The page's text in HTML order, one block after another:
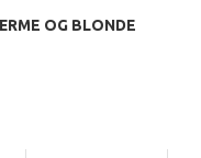
OG BLONDE